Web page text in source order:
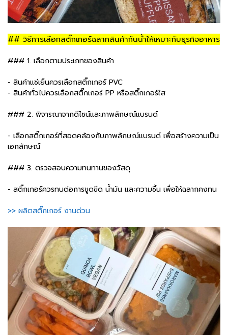
## วิธีการเลือกสติ๊กเกอร์ฉลากสินค้ากันน้ำให้เหมาะกับธุรกิจอาหาร
### 1. เลือกตามประเภทของสินค้า
- สินค้าแช่เย็นควรเลือกสติ๊กเกอร์ PVC
- สินค้าทั่วไปควรเลือกสติ๊กเกอร์ PP หรือสติ๊กเกอร์ใส
### 2. พิจารณาจากดีไซน์และภาพลักษณ์แบรนด์
- เลือกสติ๊กเกอร์ที่สอดคล้องกับภาพลักษณ์แบรนด์ เพื่อสร้างความเป็น
เอกลักษณ์
### 3. ตรวจสอบความทนทานของวัสดุ
- สติ๊กเกอร์ควรทนต่อการขูดขีด น้ำมัน และความชื้น เพื่อให้ฉลากคงทน
>> ผลิตสติ๊กเกอร์ งานด่วน